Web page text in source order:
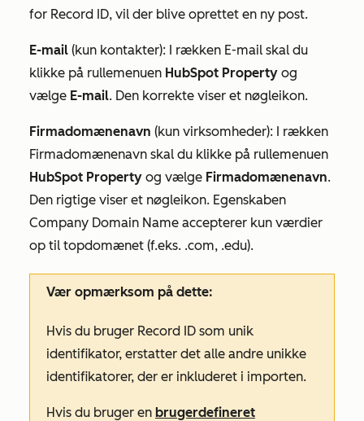
for Record ID, vil der blive oprettet en ny post.
E-mail (kun kontakter): I rækken E-mail skal du
klikke på rullemenuen HubSpot Property og
vælge E-mail. Den korrekte viser et nøgleikon.
Firmadomænenavn (kun virksomheder): I rækken
Firmadomænenavn skal du klikke på rullemenuen
HubSpot Property og vælge Firmadomænenavn.
Den rigtige viser et nøgleikon. Egenskaben
Company Domain Name accepterer kun værdier
op til topdomænet (f.eks. .com, .edu).
Vær opmærksom på dette:
Hvis du bruger Record ID som unik
identifikator, erstatter det alle andre unikke
identifikatorer, der er inkluderet i importen.
Hvis du bruger en brugerdefineret